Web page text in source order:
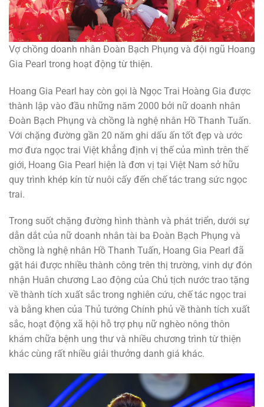
Vợ chồng doanh nhân Đoàn Bạch Phụng và đội ngũ Hoang
Gia Pearl trong hoạt động từ thiện.
Hoang Gia Pearl hay còn gọi là Ngọc Trai Hoàng Gia được
thành lập vào đầu những năm 2000 bởi nữ doanh nhân
Đoàn Bạch Phụng và chồng là nghệ nhân Hồ Thanh Tuấn.
Với chặng đường gần 20 năm ghi dấu ấn tốt đẹp và ước
mơ đưa ngọc trai Việt khẳng định vị thế của mình trên thế
giới, Hoang Gia Pearl hiện là đơn vị tại Việt Nam sở hữu
quy trình khép kín từ nuôi cấy đến chế tác trang sức ngọc
trai.
Trong suốt chặng đường hình thành và phát triển, dưới sự
dẫn dắt của nữ doanh nhân tài ba Đoàn Bạch Phụng và
chồng là nghệ nhân Hồ Thanh Tuấn, Hoang Gia Pearl đã
gặt hái được nhiều thành công trên thị trường, vinh dự đón
nhận Huân chương Lao động của Chủ tịch nước trao tặng
về thành tích xuất sắc trong nghiên cứu, chế tác ngọc trai
và bằng khen của Thủ tướng Chính phủ về thành tích xuất
sắc, hoạt động xã hội hỗ trợ phụ nữ nghèo nông thôn
khám chữa bệnh ung thư và nhiều chương trình từ thiện
khác cùng rất nhiều giải thưởng danh giá khác.